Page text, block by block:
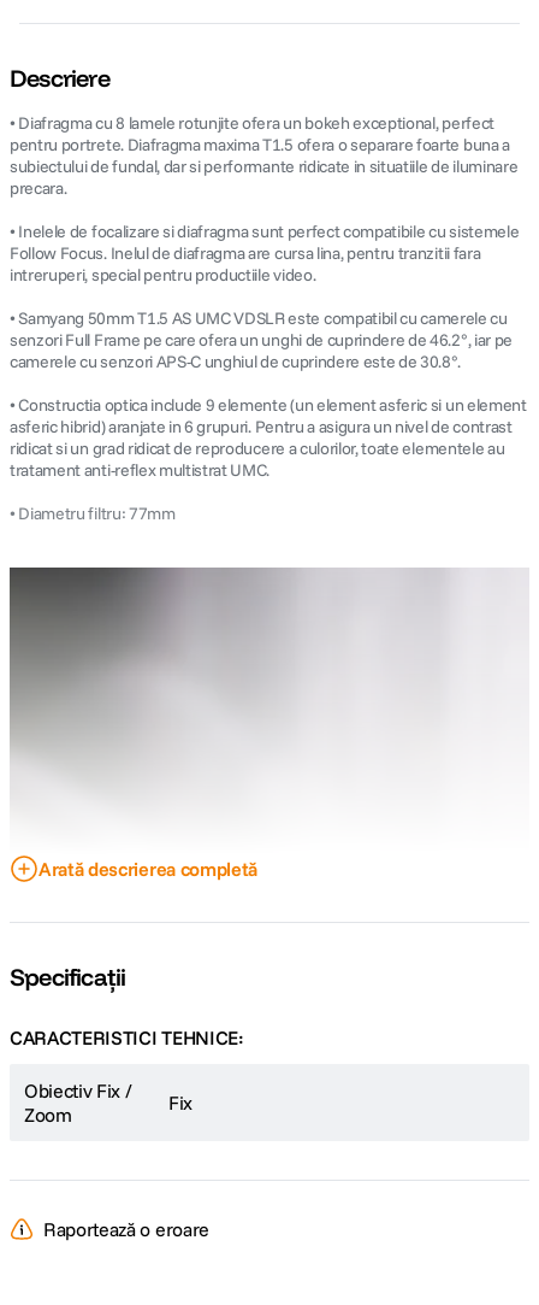
Descriere
• Diafragma cu 8 lamele rotunjite ofera un bokeh exceptional, perfect
pentru portrete. Diafragma maxima T1.5 ofera o separare foarte buna a
subiectului de fundal, dar si performante ridicate in situatiile de iluminare
precara.
• Inelele de focalizare si diafragma sunt perfect compatibile cu sistemele
Follow Focus. Inelul de diafragma are cursa lina, pentru tranzitii fara
intreruperi, special pentru productiile video.
• Samyang 50mm T1.5 AS UMC VDSLR este compatibil cu camerele cu
senzori Full Frame pe care ofera un unghi de cuprindere de 46.2°, iar pe
camerele cu senzori APS-C unghiul de cuprindere este de 30.8°.
• Constructia optica include 9 elemente (un element asferic si un element
asferic hibrid) aranjate in 6 grupuri. Pentru a asigura un nivel de contrast
ridicat si un grad ridicat de reproducere a culorilor, toate elementele au
tratament anti-reflex multistrat UMC.
• Diametru filtru: 77mm
Arată descrierea completă
Specificații
CARACTERISTICI TEHNICE:
Obiectiv Fix /
Zoom
Fix
Raportează o eroare